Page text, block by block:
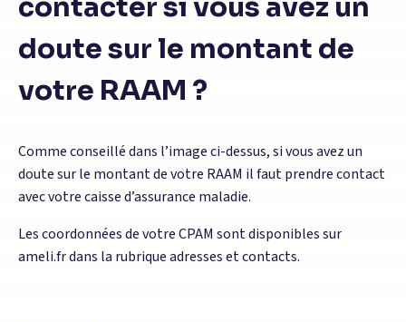
contacter si vous avez un
doute sur le montant de
votre RAAM ?
Comme conseillé dans l’image ci-dessus, si vous avez un
doute sur le montant de votre RAAM il faut prendre contact
avec votre caisse d’assurance maladie.
Les coordonnées de votre CPAM sont disponibles sur
ameli.fr dans la rubrique adresses et contacts.